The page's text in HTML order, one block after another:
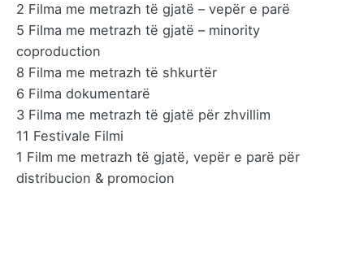
2 Filma me metrazh të gjatë – vepër e parë
5 Filma me metrazh të gjatë – minority
coproduction
8 Filma me metrazh të shkurtër
6 Filma dokumentarë
3 Filma me metrazh të gjatë për zhvillim
11 Festivale Filmi
1 Film me metrazh të gjatë, vepër e parë për
distribucion & promocion